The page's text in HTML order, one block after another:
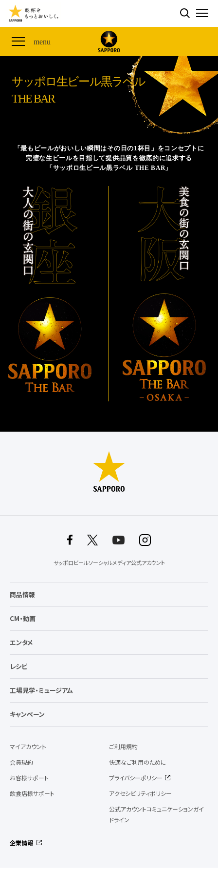
検索する
menu
THE PERFECT 黒ラベル WAGON 出展FES
ザ・パーフェクト黒ラベル アワード
「満天☆青空レストラン」コラボキャンペーン
山本由伸選手応援プロジェクト「GET A STAR
YOSHINOBU」
黒ラベル×『エヴァンゲリオン』30th Anniv.
サッポロ生ビール黒ラベル 『THE STAR JAM』
「丸くなるな、☆星になれ。」限定デザイン缶数量限
定発売
サッポロ生ビール黒ラベル THE SHOP
CLUB 黒ラベル
サッポロ生ビール黒ラベル
オカズデザインが提案する
ザ・パーフェクト黒ラベル
サッポロ生ビール黒ラベル THE BAR
ザ・パーフェクト黒ラベルが飲めるお店
CLUB 黒ラベル
サッポロ生ビール黒ラベル
THE BAR
「最もビールがおいしい瞬間はその日の1杯目」をコンセプトに
完璧な生ビールを目指して提供品質を徹底的に追求する
「サッポロ生ビール黒ラベル THE BAR」
サッポロビールソーシャルメディア公式アカウント
商品情報
CM・動画
エンタメ
レシピ
工場見学・ミュージアム
キャンペーン
マイアカウント
会員規約
お客様サポート
飲食店様サポート
ご利用規約
快適なご利用のために
プライバシーポリシー
アクセシビリティポリシー
公式アカウントコミュニケーションガイ
ドライン
企業情報